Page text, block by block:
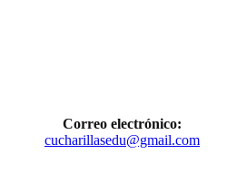
Correo electrónico:
cucharillasedu@gmail.com